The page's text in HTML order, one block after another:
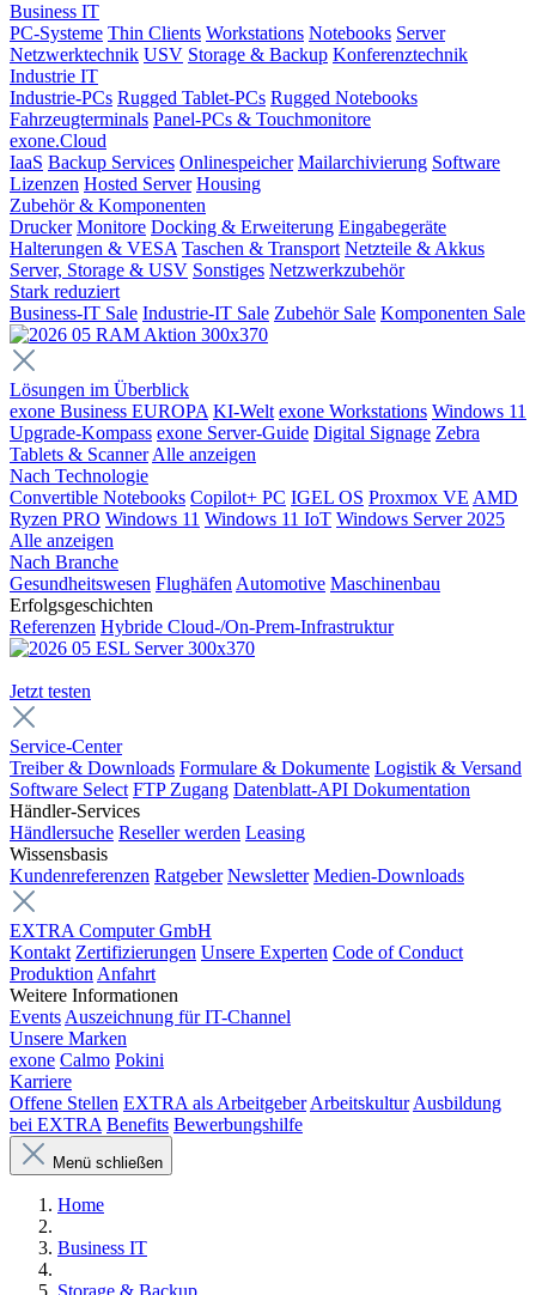
Business IT
PC-Systeme Thin Clients Workstations Notebooks Server
Netzwerktechnik USV Storage & Backup Konferenztechnik
Industrie IT
Industrie-PCs Rugged Tablet-PCs Rugged Notebooks
Fahrzeugterminals Panel-PCs & Touchmonitore
exone.Cloud
IaaS Backup Services Onlinespeicher Mailarchivierung Software
Lizenzen Hosted Server Housing
Zubehör & Komponenten
Drucker Monitore Docking & Erweiterung Eingabegeräte
Halterungen & VESA Taschen & Transport Netzteile & Akkus
Server, Storage & USV Sonstiges Netzwerkzubehör
Stark reduziert
Business-IT Sale Industrie-IT Sale Zubehör Sale Komponenten Sale
Lösungen im Überblick
exone Business EUROPA KI-Welt exone Workstations Windows 11
Upgrade-Kompass exone Server-Guide Digital Signage Zebra
Tablets & Scanner Alle anzeigen
Nach Technologie
Convertible Notebooks Copilot+ PC IGEL OS Proxmox VE AMD
Ryzen PRO Windows 11 Windows 11 IoT Windows Server 2025
Alle anzeigen
Nach Branche
Gesundheitswesen Flughäfen Automotive Maschinenbau
Erfolgsgeschichten
Referenzen Hybride Cloud-/On-Prem-Infrastruktur
Jetzt testen
Service-Center
Treiber & Downloads Formulare & Dokumente Logistik & Versand
Software Select FTP Zugang Datenblatt-API Dokumentation
Händler-Services
Händlersuche Reseller werden Leasing
Wissensbasis
Kundenreferenzen Ratgeber Newsletter Medien-Downloads
EXTRA Computer GmbH
Kontakt Zertifizierungen Unsere Experten Code of Conduct
Produktion Anfahrt
Weitere Informationen
Events Auszeichnung für IT-Channel
Unsere Marken
exone Calmo Pokini
Karriere
Offene Stellen EXTRA als Arbeitgeber Arbeitskultur Ausbildung
bei EXTRA Benefits Bewerbungshilfe
Menü schließen
Home
Business IT
Storage & Backup